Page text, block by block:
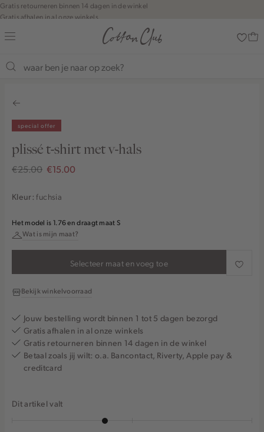
Navigeer
direct naar
de
hoofdinhoud
zoekbalk
naar de
Gratis retourneren binnen 14 dagen in de winkel
Gratis afhalen in al onze winkels
Jouw bestelling wordt binnen 1 tot 5 dagen bezorgd
Betaal zoals jij wilt: o.a. Bancontact, Riverty, Apple pay & creditcard
Shop the look
special offer
plissé t-shirt met v-hals
€25.00 €15.00
Kleur:fuchsia
Het model is 1.76 en draagt maat S
Wat is mijn maat?
Selecteer maat en voeg toe
Bekijk winkelvoorraad
Jouw bestelling wordt binnen 1 tot 5 dagen bezorgd
Gratis afhalen in al onze winkels
Gratis retourneren binnen 14 dagen in de winkel
Betaal zoals jij wilt: o.a. Bancontact, Riverty, Apple pay &
creditcard
Dit artikel valt